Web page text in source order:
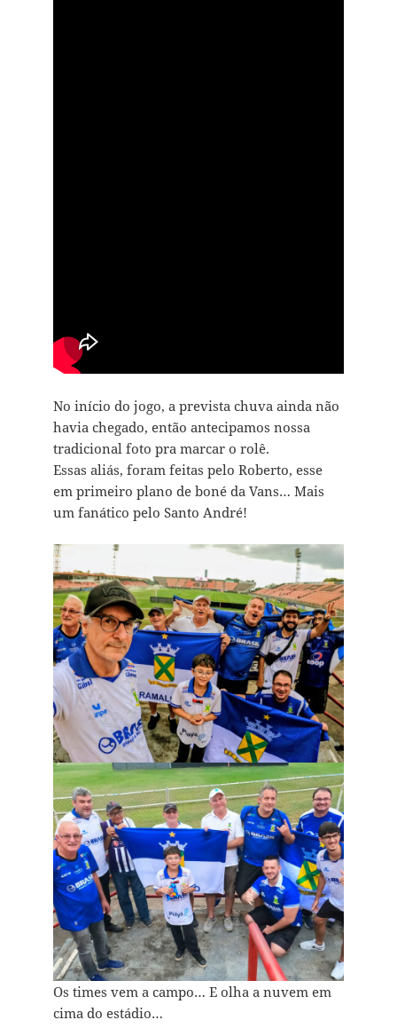
No início do jogo, a prevista chuva ainda não
havia chegado, então antecipamos nossa
tradicional foto pra marcar o rolê.
Essas aliás, foram feitas pelo Roberto, esse
em primeiro plano de boné da Vans… Mais
um fanático pelo Santo André!
Os times vem a campo… E olha a nuvem em
cima do estádio…